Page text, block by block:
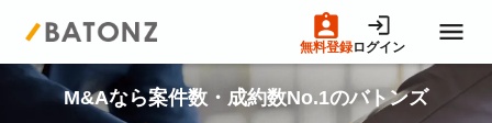
無料登録ログイン
トップページ
M&Aなら案件数・成約数No.1のバトンズ